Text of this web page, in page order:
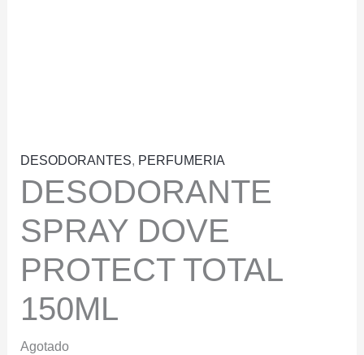
DESODORANTES, PERFUMERIA
DESODORANTE
SPRAY DOVE
PROTECT TOTAL
150ML
Agotado